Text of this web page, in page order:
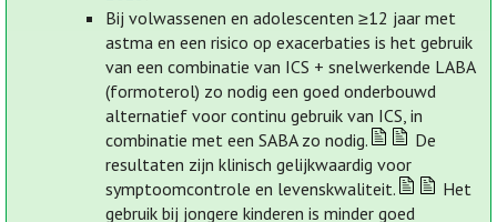
Bij volwassenen en adolescenten ≥12 jaar met
astma en een risico op exacerbaties is het gebruik
van een combinatie van ICS + snelwerkende LABA
(formoterol) zo nodig een goed onderbouwd
alternatief voor continu gebruik van ICS, in
combinatie met een SABA zo nodig.
De
resultaten zijn klinisch gelijkwaardig voor
symptoomcontrole en levenskwaliteit.
Het
gebruik bij jongere kinderen is minder goed